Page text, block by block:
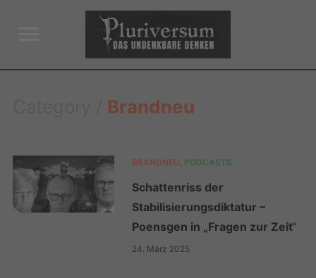
&
Brandneu
BRANDNEU PODCASTS
Schattenriss der
Stabilisierungsdiktatur –
Poensgen in „Fragen zur Zeit“
24. März 2025